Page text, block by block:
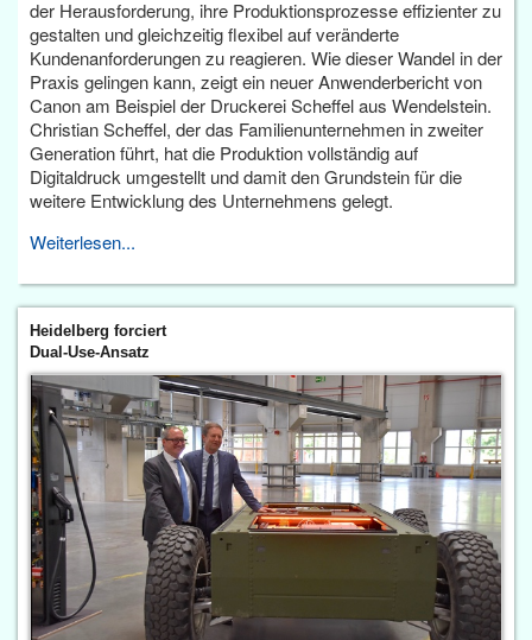
der Herausforderung, ihre Produktionsprozesse effizienter zu
gestalten und gleichzeitig flexibel auf veränderte
Kundenanforderungen zu reagieren. Wie dieser Wandel in der
Praxis gelingen kann, zeigt ein neuer Anwenderbericht von
Canon am Beispiel der Druckerei Scheffel aus Wendelstein.
Christian Scheffel, der das Familienunternehmen in zweiter
Generation führt, hat die Produktion vollständig auf
Digitaldruck umgestellt und damit den Grundstein für die
weitere Entwicklung des Unternehmens gelegt.
Weiterlesen...
Heidelberg forciert
Dual-Use-Ansatz